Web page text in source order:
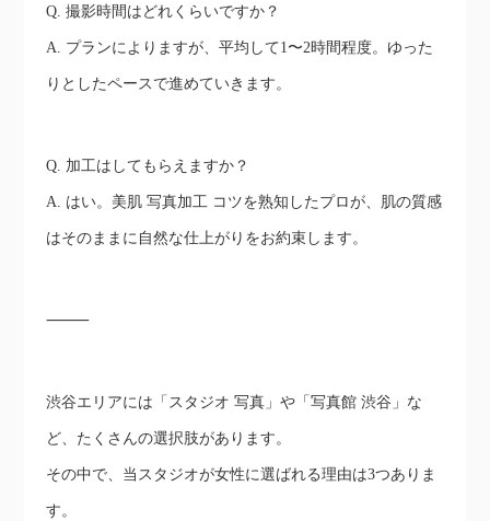
Q. 撮影時間はどれくらいですか？
A. プランによりますが、平均して1〜2時間程度。ゆった
りとしたペースで進めていきます。
Q. 加工はしてもらえますか？
A. はい。美肌 写真加工 コツを熟知したプロが、肌の質感
はそのままに自然な仕上がりをお約束します。
⸻
渋谷エリアには「スタジオ 写真」や「写真館 渋谷」な
ど、たくさんの選択肢があります。
その中で、当スタジオが女性に選ばれる理由は3つありま
す。